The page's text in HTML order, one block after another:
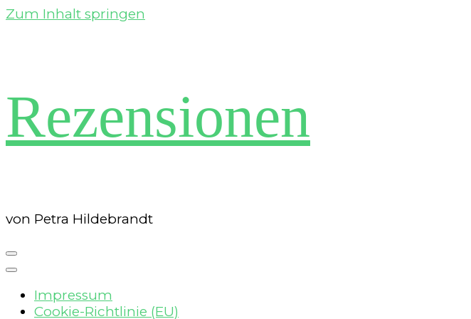
Zum Inhalt springen
Rezensionen
von Petra Hildebrandt
Impressum
Cookie-Richtlinie (EU)